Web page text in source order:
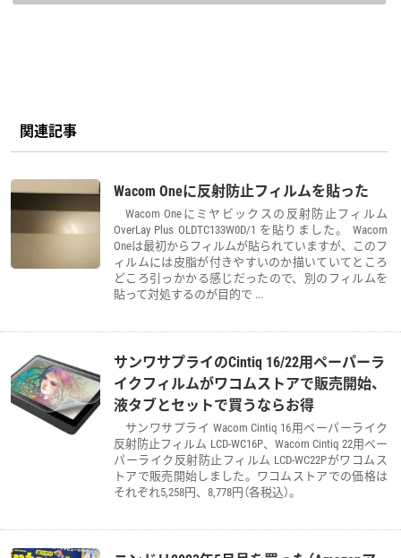
関連記事
Wacom Oneに反射防止フィルムを貼った
Wacom Oneにミヤビックスの反射防止フィルム
OverLay Plus OLDTC133W0D/1 を貼りました。 Wacom
Oneは最初からフィルムが貼られていますが、このフ
ィルムには皮脂が付きやすいのか描いていてところ
どころ引っかかる感じだったので、別のフィルムを
貼って対処するのが目的で ...
サンワサプライのCintiq 16/22用ペーパーラ
イクフィルムがワコムストアで販売開始、
液タブとセットで買うならお得
サンワサプライ Wacom Cintiq 16用ペーパーライク
反射防止フィルム LCD-WC16P、Wacom Cintiq 22用ペー
パーライク反射防止フィルム LCD-WC22Pがワコムス
トアで販売開始しました。ワコムストアでの価格は
それぞれ5,258円、8,778円（各税込）。